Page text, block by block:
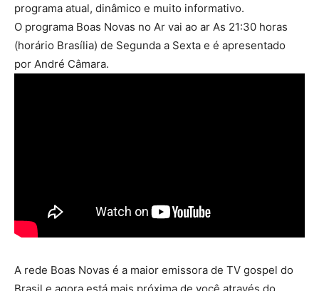
programa atual, dinâmico e muito informativo.
O programa Boas Novas no Ar vai ao ar As 21:30 horas
(horário Brasília) de Segunda a Sexta e é apresentado
por André Câmara.
A rede Boas Novas é a maior emissora de TV gospel do